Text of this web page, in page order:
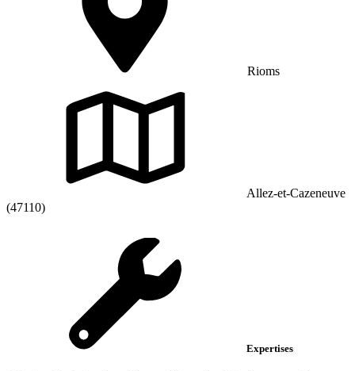
Rioms
Allez-et-Cazeneuve
(47110)
Expertises